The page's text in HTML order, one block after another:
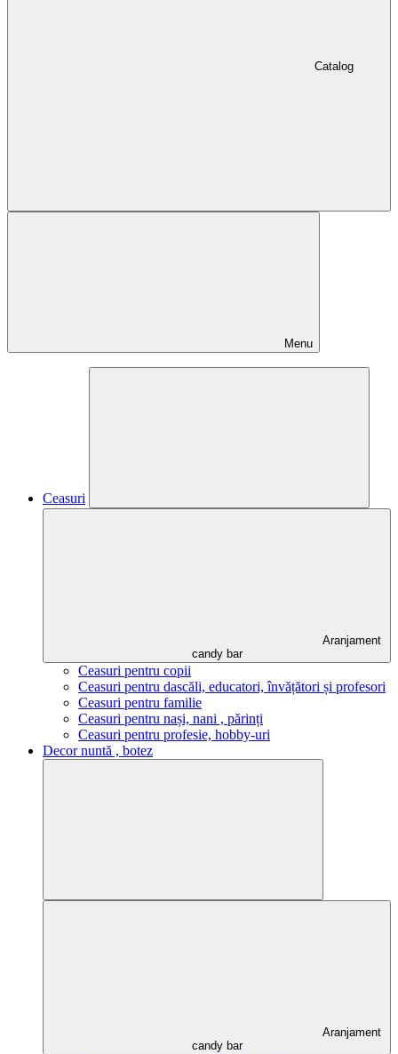
Catalog
Menu
Ceasuri
Aranjament
candy bar
Ceasuri pentru copii
Ceasuri pentru dascăli, educatori, învățători și profesori
Ceasuri pentru familie
Ceasuri pentru nași, nani , părinți
Ceasuri pentru profesie, hobby-uri
Decor nuntă , botez
Aranjament
candy bar